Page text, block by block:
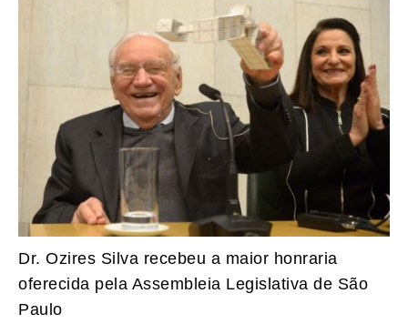
Dr. Ozires Silva recebeu a maior honraria
oferecida pela Assembleia Legislativa de São
Paulo